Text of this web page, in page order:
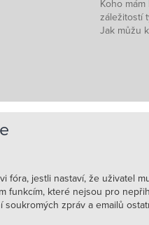
Koho
záležitostí
Jak můžu
fóra, jestli nastaví, že uživatel
funkcím, které nejsou pro
zpráv a emailů